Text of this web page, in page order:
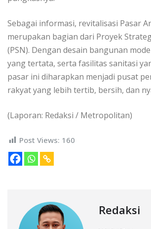
Sebagai informasi, revitalisasi Pasar
merupakan bagian dari Proyek
(PSN). Dengan desain bangunan
yang tertata, serta fasilitas sanitasi
pasar ini diharapkan menjadi pusat
rakyat yang lebih tertib, bersih, dan
(Laporan: Redaksi / Metropolitan)
Post Views: 160
Redaksi